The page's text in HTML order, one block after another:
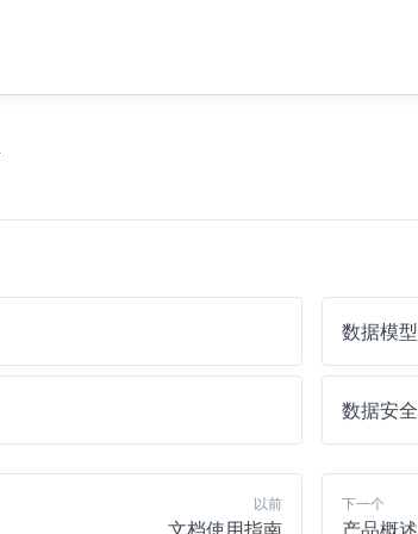
数据模型
数据安全
以前
文档使用指南
下一个
产品概述